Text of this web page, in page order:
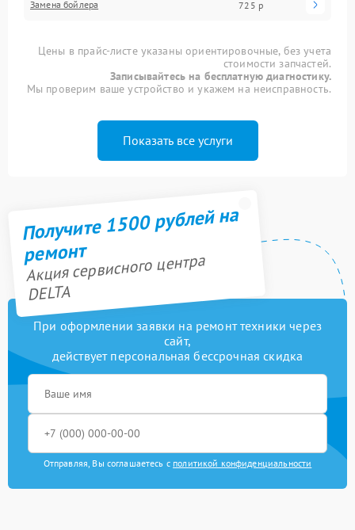
Замена бойлера 725 р
Цены в прайс-листе указаны ориентировочные, без учета
стоимости запчастей.
Записывайтесь на бесплатную диагностику.
Мы проверим ваше устройство и укажем на неисправность.
Показать все услуги
Получите 1500 рублей на
ремонт
Акция сервисного центра
DELTA
При оформлении заявки на ремонт техники через
сайт,
действует персональная бессрочная скидка
Отправляя, Вы соглашаетесь с политикой конфиденциальности